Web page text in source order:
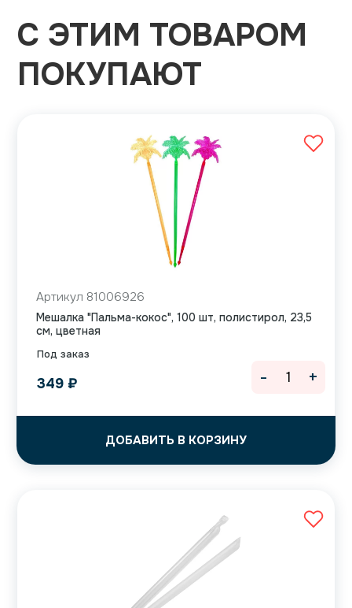
С ЭТИМ ТОВАРОМ
ПОКУПАЮТ
Под заказ
Артикул 81006926
Мешалка "Пальма-кокос", 100 шт, полистирол, 23,5
см, цветная
349 ₽
ДОБАВИТЬ В КОРЗИНУ
- +